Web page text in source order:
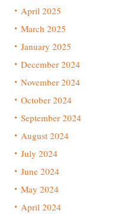
April 2025
March 2025
January 2025
December 2024
November 2024
October 2024
September 2024
August 2024
July 2024
June 2024
May 2024
April 2024